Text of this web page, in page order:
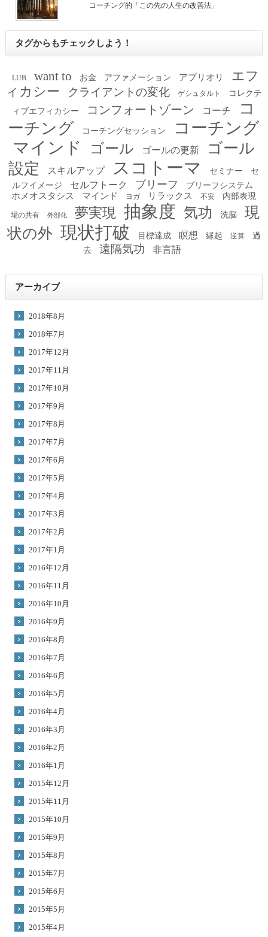
コーチング的「この先の人生の改善法」
タグからもチェックしよう！
LUB want to お金 アファメーション アプリオリ
エフ
ィカシー
クライアントの変化 ゲシュタルト
コレクテ
ィブエフィカシー
コンフォートゾーン コーチ
コ
ーチング
コーチングセッション
コーチング
マインド
ゴール ゴールの更新
ゴール
設定
スキルアップ スコトーマ セミナー
セ
ルフイメージ
セルフトーク ブリーフ ブリーフシステム
ホメオスタシス マインド ヨガ リラックス 不安 内部表現
場の共有 外部化 夢実現 抽象度 気功 洗脳
現
状の外 現状打破 目標達成 瞑想 縁起 逆算
過
去
遠隔気功 非言語
アーカイブ
2018年8月
2018年7月
2017年12月
2017年11月
2017年10月
2017年9月
2017年8月
2017年7月
2017年6月
2017年5月
2017年4月
2017年3月
2017年2月
2017年1月
2016年12月
2016年11月
2016年10月
2016年9月
2016年8月
2016年7月
2016年6月
2016年5月
2016年4月
2016年3月
2016年2月
2016年1月
2015年12月
2015年11月
2015年10月
2015年9月
2015年8月
2015年7月
2015年6月
2015年5月
2015年4月